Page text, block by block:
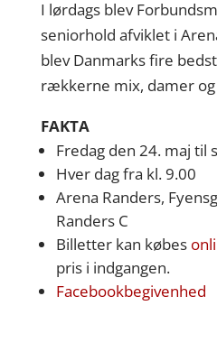
I lørdags blev
seniorhold afviklet i
blev Danmarks fire
rækkerne mix, damer
FAKTA
Fredag den 24. maj til
Hver dag fra kl. 9.00
Arena Randers,
Randers C
Billetter kan købes
pris i indgangen.
Facebookbegivenhed